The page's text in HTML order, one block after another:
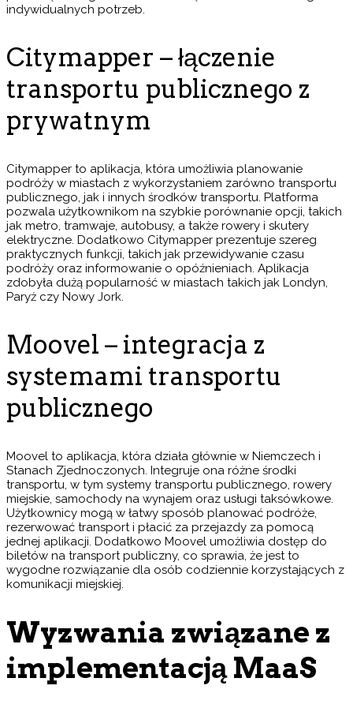
indywidualnych potrzeb.
Citymapper – łączenie
transportu publicznego z
prywatnym
Citymapper to aplikacja, która umożliwia planowanie
podróży w miastach z wykorzystaniem zarówno transportu
publicznego, jak i innych środków transportu. Platforma
pozwala użytkownikom na szybkie porównanie opcji, takich
jak metro, tramwaje, autobusy, a także rowery i skutery
elektryczne. Dodatkowo Citymapper prezentuje szereg
praktycznych funkcji, takich jak przewidywanie czasu
podróży oraz informowanie o opóźnieniach. Aplikacja
zdobyła dużą popularność w miastach takich jak Londyn,
Paryż czy Nowy Jork.
Moovel – integracja z
systemami transportu
publicznego
Moovel to aplikacja, która działa głównie w Niemczech i
Stanach Zjednoczonych. Integruje ona różne środki
transportu, w tym systemy transportu publicznego, rowery
miejskie, samochody na wynajem oraz usługi taksówkowe.
Użytkownicy mogą w łatwy sposób planować podróże,
rezerwować transport i płacić za przejazdy za pomocą
jednej aplikacji. Dodatkowo Moovel umożliwia dostęp do
biletów na transport publiczny, co sprawia, że jest to
wygodne rozwiązanie dla osób codziennie korzystających z
komunikacji miejskiej.
Wyzwania związane z
implementacją MaaS